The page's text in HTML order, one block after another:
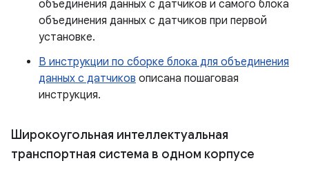
объединения данных с датчиков и самого блока
объединения данных с датчиков при первой
установке.
В инструкции по сборке блока для объединения
данных с датчиков описана пошаговая
инструкция.
Широкоугольная интеллектуальная
транспортная система в одном корпусе